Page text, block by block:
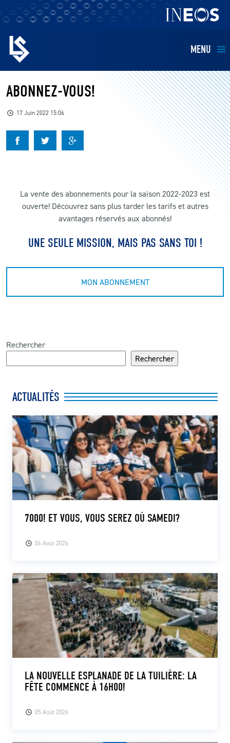
MENU
EQUIPES
BILLETTERIE
FANS
BUSINESS
L’APP DU LS
MATCH DES CELEBRITES
PRESSE ET MEDIAS
ABONNEZ-VOUS!
17 Juin 2022 15:06
La vente des abonnements pour la saison 2022-2023 est
ouverte! Découvrez sans plus tarder les tarifs et autres
avantages réservés aux abonnés!
UNE SEULE MISSION, MAIS PAS SANS TOI !
MON ABONNEMENT
Rechercher
Rechercher
ACTUALITÉS
06 Août 2026
7000! ET VOUS, VOUS SEREZ OÙ SAMEDI?
05 Août 2026
LA NOUVELLE ESPLANADE DE LA TUILIÈRE: LA
FÊTE COMMENCE À 16H00!